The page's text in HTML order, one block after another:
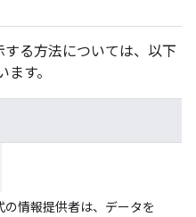
する方法については、以下
す。
情報提供者は、データを